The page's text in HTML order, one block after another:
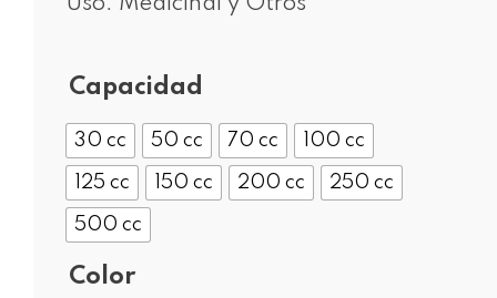
Capacidad
30 cc 50 cc 70 cc 100 cc
125 cc 150 cc 200 cc 250 cc
500 cc
Color